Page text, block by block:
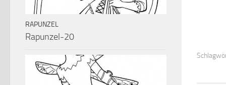
RAPUNZEL
Rapunzel-20